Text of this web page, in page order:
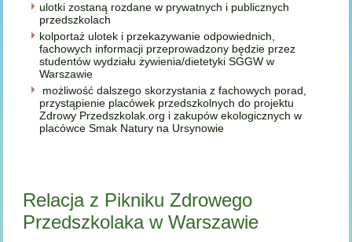
ulotki zostaną rozdane w prywatnych i publicznych
przedszkolach
kolportaż ulotek i przekazywanie odpowiednich,
fachowych informacji przeprowadzony będzie przez
studentów wydziału żywienia/dietetyki SGGW w
Warszawie
możliwość dalszego skorzystania z fachowych porad,
przystąpienie placówek przedszkolnych do projektu
Zdrowy Przedszkolak.org i zakupów ekologicznych w
placówce Smak Natury na Ursynowie
Relacja z Pikniku Zdrowego
Przedszkolaka w Warszawie